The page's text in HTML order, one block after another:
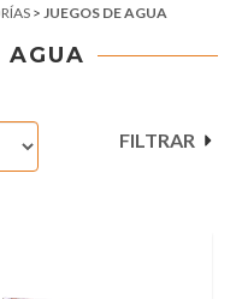
> JUEGOS DE AGUA
AGUA
FILTRAR